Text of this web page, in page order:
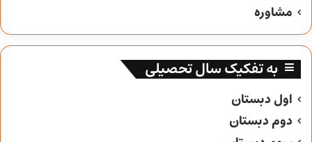
مشاوره
به تفکیک سال تحصیلی
اول دبستان
دوم دبستان